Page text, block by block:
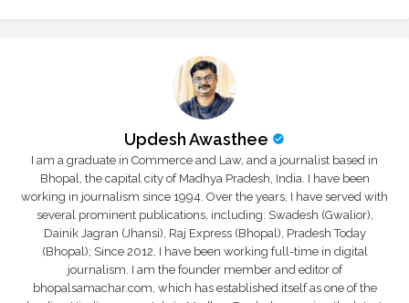
Updesh Awasthee
I am a graduate in Commerce and Law, and a journalist based in
Bhopal, the capital city of Madhya Pradesh, India. I have been
working in journalism since 1994. Over the years, I have served with
several prominent publications, including: Swadesh (Gwalior),
Dainik Jagran (Jhansi), Raj Express (Bhopal), Pradesh Today
(Bhopal); Since 2012, I have been working full-time in digital
journalism. I am the founder member and editor of
bhopalsamachar.com, which has established itself as one of the